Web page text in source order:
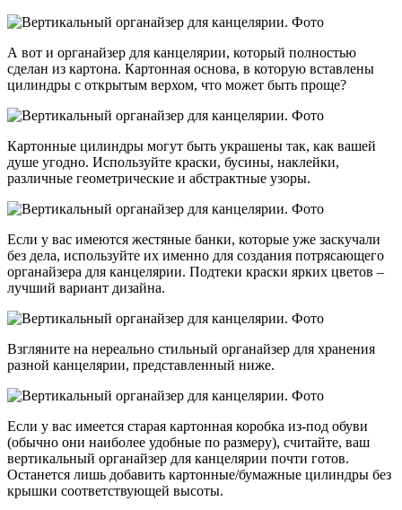
А вот и органайзер для канцелярии, который полностью
сделан из картона. Картонная основа, в которую вставлены
цилиндры с открытым верхом, что может быть проще?
Картонные цилиндры могут быть украшены так, как вашей
душе угодно. Используйте краски, бусины, наклейки,
различные геометрические и абстрактные узоры.
Если у вас имеются жестяные банки, которые уже заскучали
без дела, используйте их именно для создания потрясающего
органайзера для канцелярии. Подтеки краски ярких цветов –
лучший вариант дизайна.
Взгляните на нереально стильный органайзер для хранения
разной канцелярии, представленный ниже.
Если у вас имеется старая картонная коробка из-под обуви
(обычно они наиболее удобные по размеру), считайте, ваш
вертикальный органайзер для канцелярии почти готов.
Останется лишь добавить картонные/бумажные цилиндры без
крышки соответствующей высоты.